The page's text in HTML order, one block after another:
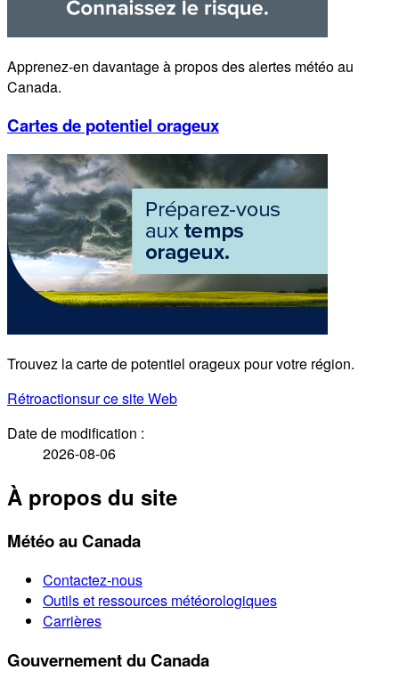
Apprenez-en davantage à propos des alertes météo au
Canada.
Cartes de potentiel orageux
Trouvez la carte de potentiel orageux pour votre région.
Rétroactionsur ce site Web
Date de modification :
2026-08-06
À propos du site
Météo au Canada
Contactez-nous
Outils et ressources météorologiques
Carrières
Gouvernement du Canada